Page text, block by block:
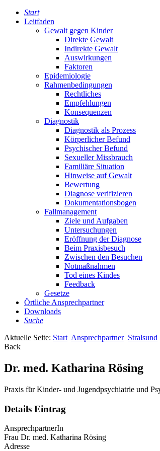
Start
Leitfaden
Gewalt gegen Kinder
Direkte Gewalt
Indirekte Gewalt
Auswirkungen
Faktoren
Epidemiologie
Rahmenbedingungen
Rechtliches
Empfehlungen
Konsequenzen
Diagnostik
Diagnostik als Prozess
Körperlicher Befund
Psychischer Befund
Sexueller Missbrauch
Familiäre Situation
Hinweise auf Gewalt
Bewertung
Diagnose verifizieren
Dokumentationsbogen
Fallmanagement
Ziele und Aufgaben
Untersuchungen
Eröffnung der Diagnose
Beim Praxisbesuch
Zwischen den Besuchen
Notmaßnahmen
Tod eines Kindes
Feedback
Gesetze
Örtliche Ansprechpartner
Downloads
Suche
Aktuelle Seite: Start Ansprechpartner Stralsund
Back
Dr. med. Katharina Rösing
Praxis für Kinder- und Jugendpsychiatrie und
Details Eintrag
AnsprechpartnerIn
Frau Dr. med. Katharina Rösing
Adresse